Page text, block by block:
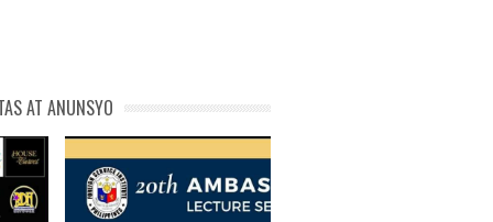
AT ANUNSYO